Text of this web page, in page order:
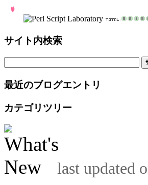
サイト内検索
最近のブログエントリ
カテゴリツリー
last updated